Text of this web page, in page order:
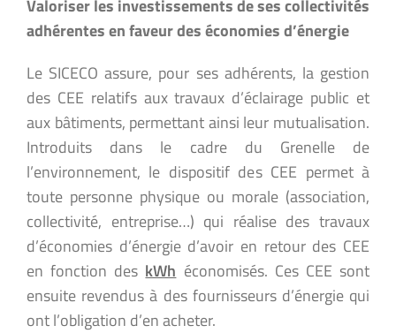
Valoriser les investissements de ses collectivités
adhérentes en faveur des économies d’énergie
Le SICECO assure, pour ses adhérents, la gestion
des CEE relatifs aux travaux d’éclairage public et
aux bâtiments, permettant ainsi leur mutualisation.
Introduits dans le cadre du Grenelle de
l’environnement, le dispositif des CEE permet à
toute personne physique ou morale (association,
collectivité, entreprise…) qui réalise des travaux
d’économies d’énergie d’avoir en retour des CEE
en fonction des kWh économisés. Ces CEE sont
ensuite revendus à des fournisseurs d’énergie qui
ont l’obligation d’en acheter.